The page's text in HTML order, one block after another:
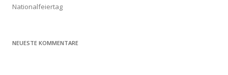
Nationalfeiertag
NEUESTE KOMMENTARE